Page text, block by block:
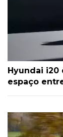
Hyundai i20
espaço